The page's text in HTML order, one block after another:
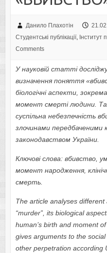
Данило Плахотін
Студентські публікації, Інститут
Comments
У науковій статті
визначення поняття
біологічні аспекти,
момент смерті людини.
суспільна небезпечність
злочинами передбаченими
законодавством України.
Ключові слова: вбивство,
момент народження,
смерть.
The article analyses
“murder”, its biological
human’s birth and moment
gives arguments to the
other perpetration according